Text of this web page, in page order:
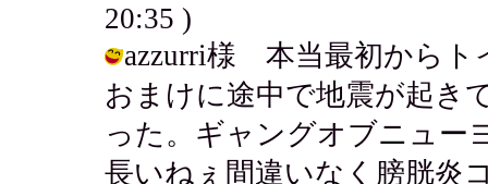
20:35 )
azzurri様 本当最初からト
おまけに途中で地震が起き
った。ギャングオブニュー
長いねぇ間違いなく膀胱炎